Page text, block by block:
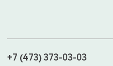
+7 (473) 373-03-03